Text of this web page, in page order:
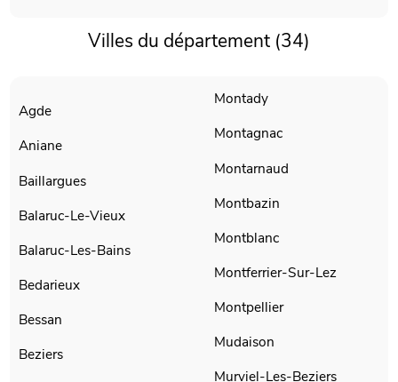
Villes du département (34)
Agde
Aniane
Baillargues
Balaruc-Le-Vieux
Balaruc-Les-Bains
Bedarieux
Bessan
Beziers
Montady
Montagnac
Montarnaud
Montbazin
Montblanc
Montferrier-Sur-Lez
Montpellier
Mudaison
Murviel-Les-Beziers